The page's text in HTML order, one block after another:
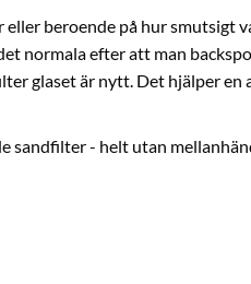
eller beroende på hur smutsigt
normala efter att man
glaset är nytt. Det hjälper
sandfilter - helt utan